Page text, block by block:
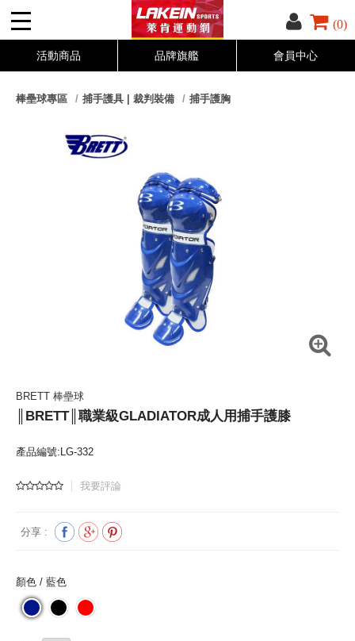
(0)
活動商品 品牌旗艦 會員中心
棒壘球專區 捕手護具 | 裁判裝備 捕手護胸
BRETT 棒壘球
║BRETT║職業級GLADIATOR成人用捕手護膝
產品編號:LG-332
我要評論
分享 :
顏色 / 藍色